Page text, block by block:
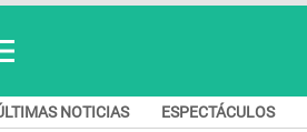
NOTICIAS ESPECTÁCULOS